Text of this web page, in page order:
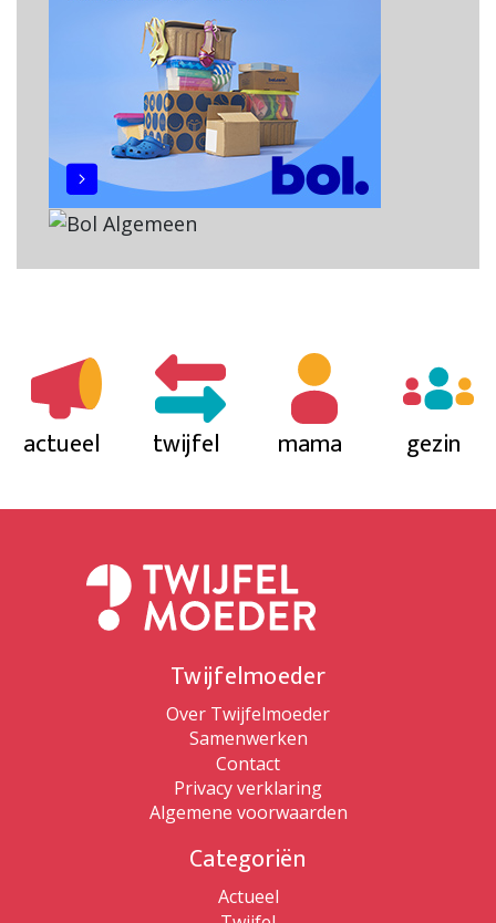
actueel twijfel mama gezin
Twijfelmoeder
Over Twijfelmoeder
Samenwerken
Contact
Privacy verklaring
Algemene voorwaarden
Categoriën
Actueel